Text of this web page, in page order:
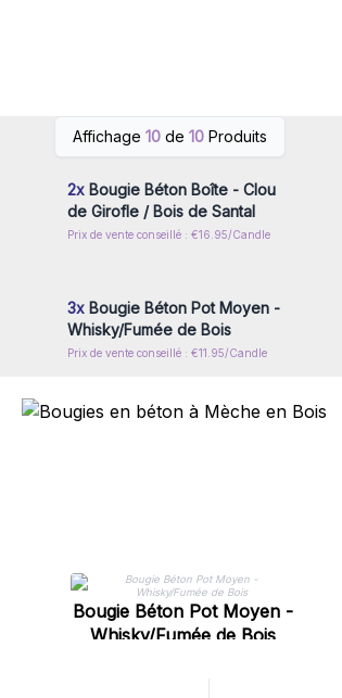
Affichage 10 de 10 Produits
vous pour accéder aux prix de
gros
2x Bougie Béton Boîte - Clou
de Girofle / Bois de Santal
Prix de vente conseillé : €16.95/Candle
Connectez-vous ou inscrivez-
3x Bougie Béton Pot Moyen -
Whisky/Fumée de Bois
Prix de vente conseillé : €11.95/Candle
Bougie Béton Pot Moyen -
Whisky/Fumée de Bois